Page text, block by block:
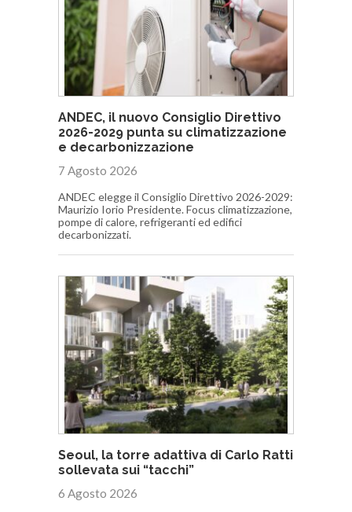
ANDEC, il nuovo Consiglio Direttivo
2026-2029 punta su climatizzazione
e decarbonizzazione
7 Agosto 2026
ANDEC elegge il Consiglio Direttivo 2026-2029:
Maurizio Iorio Presidente. Focus climatizzazione,
pompe di calore, refrigeranti ed edifici
decarbonizzati.
Seoul, la torre adattiva di Carlo Ratti
sollevata sui “tacchi”
6 Agosto 2026